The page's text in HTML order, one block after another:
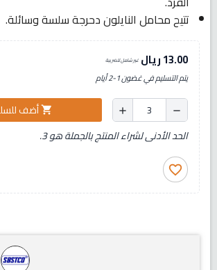
تتيح محامل النايلون دحرجة سلسة وسائلة.
13.00 ريال غير شامل للضريبة
يتم التسليم في غضون 1-2 أيام
remove
add
shopping_cartأضف
الحد الأدنى لشراء المنتج بالجملة هو 3.
favorite_border